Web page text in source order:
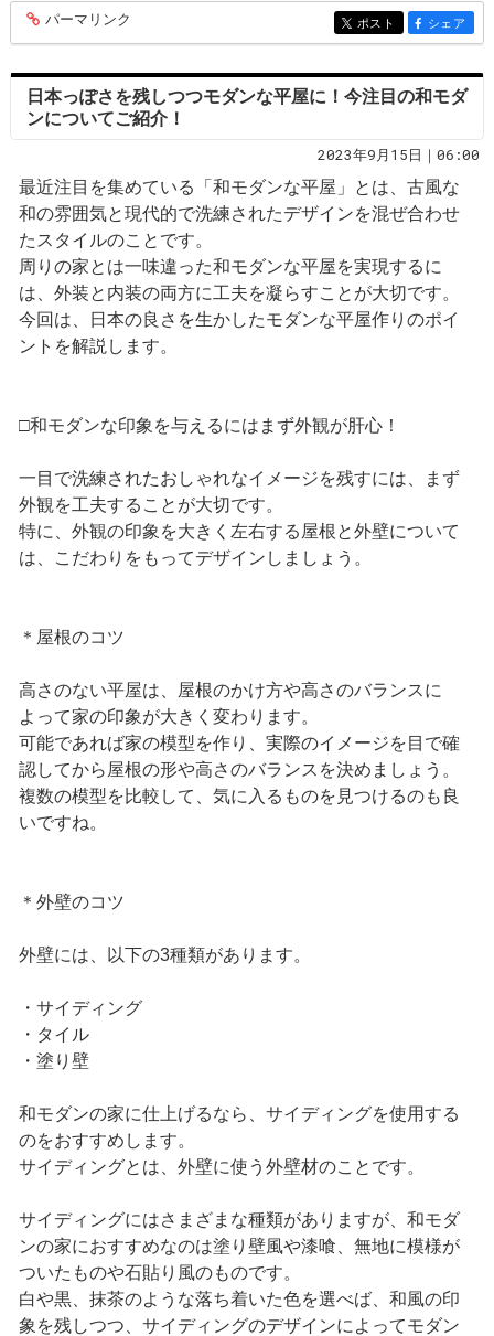
entry269
パーマリンク entry269
ポスト entry269
シェア
日本っぽさを残しつつモダンな平屋に！今注目の和モダ
ンについてご紹介！
2023年9月15日｜06:00
最近注目を集めている「和モダンな平屋」とは、古風な
和の雰囲気と現代的で洗練されたデザインを混ぜ合わせ
たスタイルのことです。
周りの家とは一味違った和モダンな平屋を実現するに
は、外装と内装の両方に工夫を凝らすことが大切です。
今回は、日本の良さを生かしたモダンな平屋作りのポイ
ントを解説します。
□和モダンな印象を与えるにはまず外観が肝心！
一目で洗練されたおしゃれなイメージを残すには、まず
外観を工夫することが大切です。
特に、外観の印象を大きく左右する屋根と外壁について
は、こだわりをもってデザインしましょう。
＊屋根のコツ
高さのない平屋は、屋根のかけ方や高さのバランスに
よって家の印象が大きく変わります。
可能であれば家の模型を作り、実際のイメージを目で確
認してから屋根の形や高さのバランスを決めましょう。
複数の模型を比較して、気に入るものを見つけるのも良
いですね。
＊外壁のコツ
外壁には、以下の3種類があります。
・サイディング
・タイル
・塗り壁
和モダンの家に仕上げるなら、サイディングを使用する
のをおすすめします。
サイディングとは、外壁に使う外壁材のことです。
サイディングにはさまざまな種類がありますが、和モダ
ンの家におすすめなのは塗り壁風や漆喰、無地に模様が
ついたものや石貼り風のものです。
白や黒、抹茶のような落ち着いた色を選べば、和風の印
象を残しつつ、サイディングのデザインによってモダン